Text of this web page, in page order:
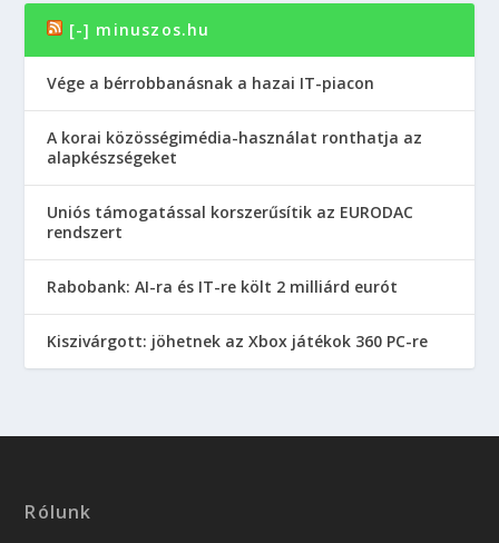
[-] minuszos.hu
Vége a bérrobbanásnak a hazai IT-piacon
A korai közösségimédia-használat ronthatja az
alapkészségeket
Uniós támogatással korszerűsítik az EURODAC
rendszert
Rabobank: AI-ra és IT-re költ 2 milliárd eurót
Kiszivárgott: jöhetnek az Xbox játékok 360 PC-re
Rólunk